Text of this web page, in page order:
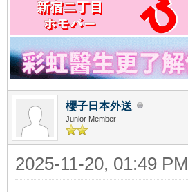
櫻子日本外送
Junior Member
2025-11-20, 01:49 PM